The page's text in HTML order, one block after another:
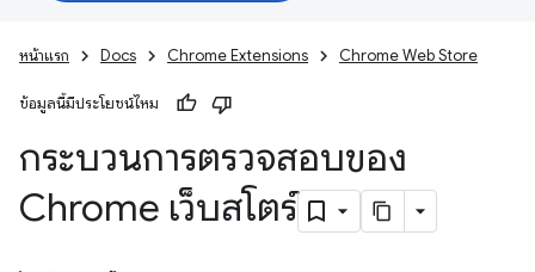
หน้าแรก Docs Chrome Extensions Chrome Web Store
ข้อมูลนี้มีประโยชน์ไหม
กระบวนการตรวจสอบของ
Chrome เว็บสโตร์